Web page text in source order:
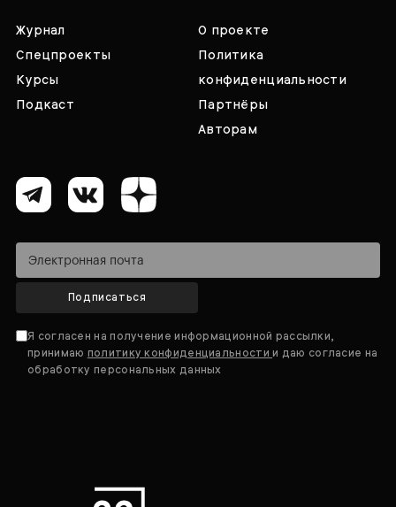
Журнал
Спецпроекты
Курсы
Подкаст
О проекте
Политика
конфиденциальности
Партнёры
Авторам
Подписаться
Я согласен на получение информационной рассылки,
принимаю политику конфиденциальностии даю согласие на
обработку персональных данных